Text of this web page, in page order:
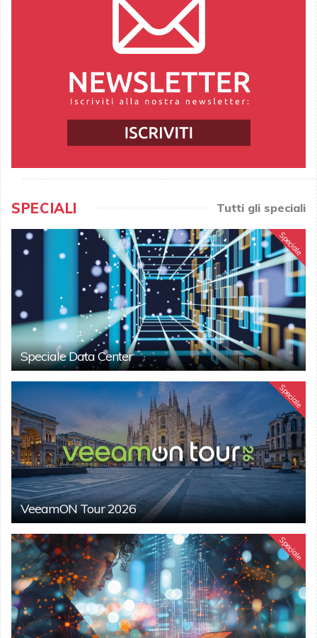
SPECIALI Tutti gli speciali
Speciale
Speciale Data Center
Speciale
VeeamON Tour 2026
Speciale